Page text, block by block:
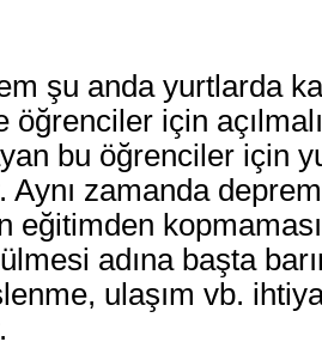
şu anda yurtlarda
öğrenciler için
bu öğrenciler için
zamanda
eğitimden
adına başta
ulaşım vb.